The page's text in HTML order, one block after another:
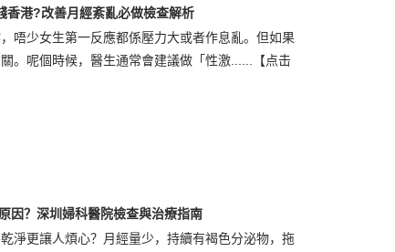
香港?改善月經紊亂必做檢查解析
唔少女生第一反應都係壓力大或者作息亂。但如果
。呢個時候，醫生通常會建議做「性激...... 【点击
因？深圳婦科醫院檢查與治療指南
淨更讓人煩心？月經量少，持續有褐色分泌物，拖